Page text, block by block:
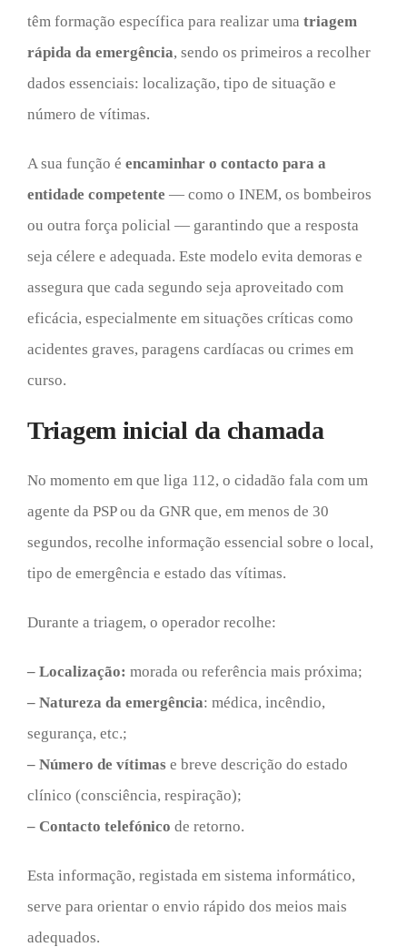
têm formação específica para realizar uma triagem
rápida da emergência, sendo os primeiros a recolher
dados essenciais: localização, tipo de situação e
número de vítimas.
A sua função é encaminhar o contacto para a
entidade competente — como o INEM, os bombeiros
ou outra força policial — garantindo que a resposta
seja célere e adequada. Este modelo evita demoras e
assegura que cada segundo seja aproveitado com
eficácia, especialmente em situações críticas como
acidentes graves, paragens cardíacas ou crimes em
curso.
Triagem inicial da chamada
No momento em que liga 112, o cidadão fala com um
agente da PSP ou da GNR que, em menos de 30
segundos, recolhe informação essencial sobre o local,
tipo de emergência e estado das vítimas.
Durante a triagem, o operador recolhe:
– Localização: morada ou referência mais próxima;
– Natureza da emergência: médica, incêndio,
segurança, etc.;
– Número de vítimas e breve descrição do estado
clínico (consciência, respiração);
– Contacto telefónico de retorno.
Esta informação, registada em sistema informático,
serve para orientar o envio rápido dos meios mais
adequados.